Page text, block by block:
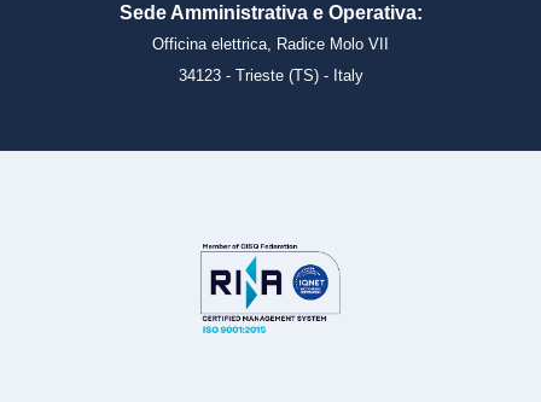
Sede Amministrativa e Operativa:
Officina elettrica, Radice Molo VII
34123 - Trieste (TS) - Italy